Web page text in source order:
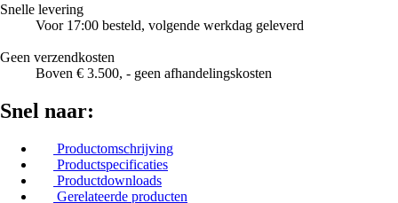
Snelle levering
Voor 17:00 besteld, volgende werkdag geleverd
Geen verzendkosten
Boven € 3.500, - geen afhandelingskosten
Snel naar:
Productomschrijving
Productspecificaties
Productdownloads
Gerelateerde producten